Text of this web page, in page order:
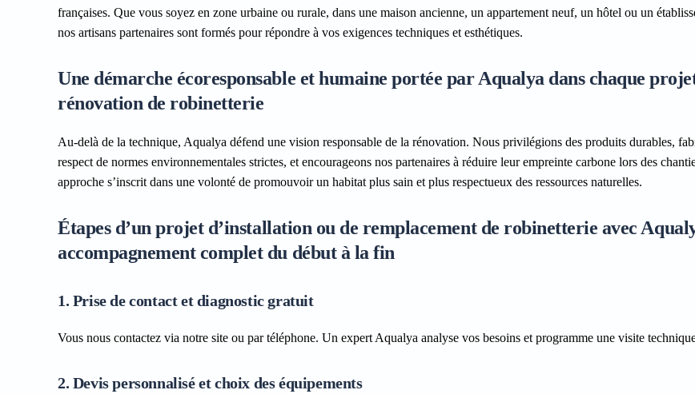
françaises. Que vous soyez en zone urbaine ou rurale, dans une maison ancienne, un appartement neuf, un hôtel ou un
nos artisans partenaires sont formés pour répondre à vos exigences techniques et esthétiques.
Une démarche écoresponsable et humaine portée par Aqualya dans chaque
rénovation de robinetterie
Au-delà de la technique, Aqualya défend une vision responsable de la rénovation. Nous privilégions des produits durables,
respect de normes environnementales strictes, et encourageons nos partenaires à réduire leur empreinte carbone lors des
approche s’inscrit dans une volonté de promouvoir un habitat plus sain et plus respectueux des ressources naturelles.
Étapes d’un projet d’installation ou de remplacement de robinetterie avec
accompagnement complet du début à la fin
1. Prise de contact et diagnostic gratuit
Vous nous contactez via notre site ou par téléphone. Un expert Aqualya analyse vos besoins et programme une visite
2. Devis personnalisé et choix des équipements